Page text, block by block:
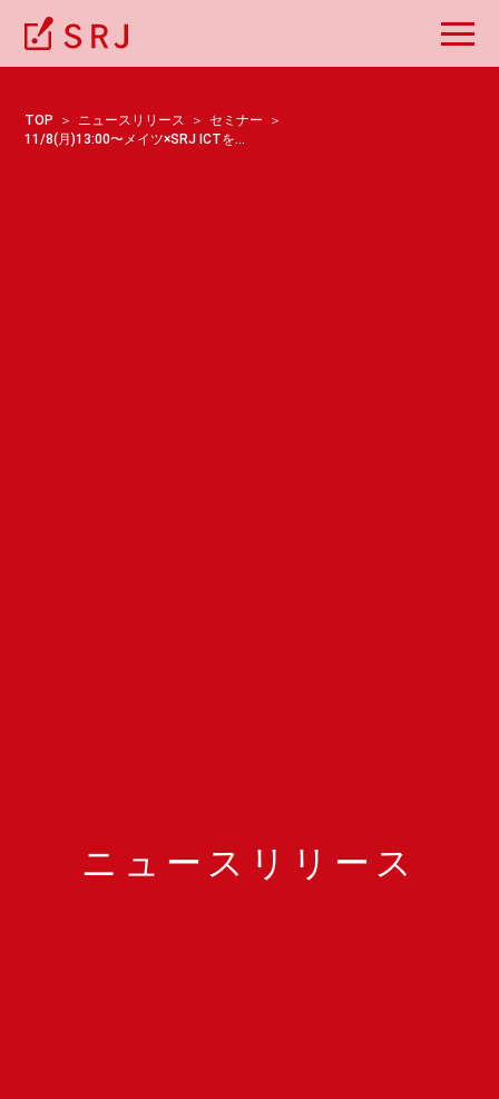
TOP ニュースリリース
セミナー
11/8(月)13:00〜メイツ×SRJ ICTを活用したコース設計セミナーを開催します
ニュースリリース